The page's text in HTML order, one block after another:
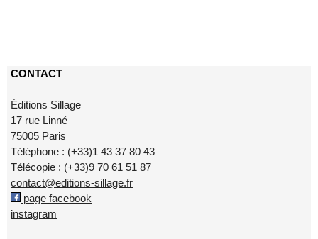
CONTACT
Éditions Sillage
17 rue Linné
75005 Paris
Téléphone : (+33)1 43 37 80 43
Télécopie : (+33)9 70 61 51 87
contact@editions-sillage.fr
page facebook
instagram